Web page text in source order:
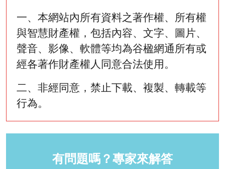
一、本網站內所有資料之著作權、所有權
與智慧財產權，包括內容、文字、圖片、
聲音、影像、軟體等均為谷楹網通所有或
經各著作財產權人同意合法使用。
二、非經同意，禁止下載、複製、轉載等
行為。
有問題嗎？專家來解答